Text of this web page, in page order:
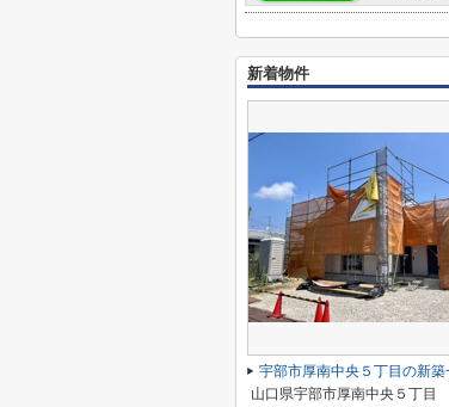
新着物件
宇部市厚南中央５丁目の新築
山口県宇部市厚南中央５丁目